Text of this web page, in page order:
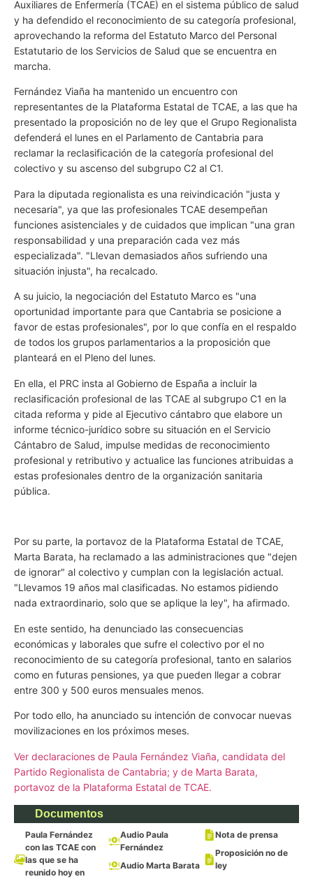
Auxiliares de Enfermería (TCAE) en el sistema público de salud
y ha defendido el reconocimiento de su categoría profesional,
aprovechando la reforma del Estatuto Marco del Personal
Estatutario de los Servicios de Salud que se encuentra en
marcha.
Fernández Viaña ha mantenido un encuentro con
representantes de la Plataforma Estatal de TCAE, a las que ha
presentado la proposición no de ley que el Grupo Regionalista
defenderá el lunes en el Parlamento de Cantabria para
reclamar la reclasificación de la categoría profesional del
colectivo y su ascenso del subgrupo C2 al C1.
Para la diputada regionalista es una reivindicación "justa y
necesaria", ya que las profesionales TCAE desempeñan
funciones asistenciales y de cuidados que implican "una gran
responsabilidad y una preparación cada vez más
especializada". "Llevan demasiados años sufriendo una
situación injusta", ha recalcado.
A su juicio, la negociación del Estatuto Marco es "una
oportunidad importante para que Cantabria se posicione a
favor de estas profesionales", por lo que confía en el respaldo
de todos los grupos parlamentarios a la proposición que
planteará en el Pleno del lunes.
En ella, el PRC insta al Gobierno de España a incluir la
reclasificación profesional de las TCAE al subgrupo C1 en la
citada reforma y pide al Ejecutivo cántabro que elabore un
informe técnico-jurídico sobre su situación en el Servicio
Cántabro de Salud, impulse medidas de reconocimiento
profesional y retributivo y actualice las funciones atribuidas a
estas profesionales dentro de la organización sanitaria
pública.
Por su parte, la portavoz de la Plataforma Estatal de TCAE,
Marta Barata, ha reclamado a las administraciones que "dejen
de ignorar" al colectivo y cumplan con la legislación actual.
"Llevamos 19 años mal clasificadas. No estamos pidiendo
nada extraordinario, solo que se aplique la ley", ha afirmado.
En este sentido, ha denunciado las consecuencias
económicas y laborales que sufre el colectivo por el no
reconocimiento de su categoría profesional, tanto en salarios
como en futuras pensiones, ya que pueden llegar a cobrar
entre 300 y 500 euros mensuales menos.
Por todo ello, ha anunciado su intención de convocar nuevas
movilizaciones en los próximos meses.
Ver declaraciones de Paula Fernández Viaña, candidata del
Partido Regionalista de Cantabria; y de Marta Barata,
portavoz de la Plataforma Estatal de TCAE.
Documentos
Paula Fernández
con las TCAE con
las que se ha
reunido hoy en
Audio Paula
Fernández
Audio Marta Barata
Nota de prensa
Proposición no de
ley